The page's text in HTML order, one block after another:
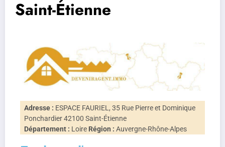
Saint-Étienne
Adresse : ESPACE FAURIEL, 35 Rue Pierre et Dominique
Ponchardier 42100 Saint-Étienne
Département : Loire Région : Auvergne-Rhône-Alpes